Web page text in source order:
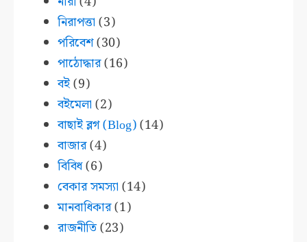
নিরাপত্তা (3)
পরিবেশ(30)
পাঠোদ্ধার(16)
বই(9)
বইমেলা (2)
বাছাই ব্লগ (Blog)(14)
বাজার(4)
বিবিধ(6)
বেকার সমস্যা (14)
মানবাধিকার(1)
রাজনীতি(23)